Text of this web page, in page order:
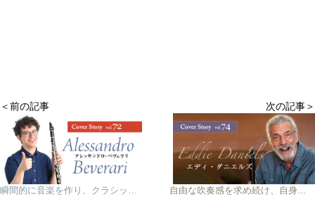
＜前の記事
瞬間的に音楽を作り、クラシックの音楽家として自由に演奏したい！
次の記事＞
自由な吹奏感を求め続け、自身が納得できるエディ・ダニエルズモデルのリガチャーが完成！